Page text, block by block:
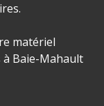
matériel
à Baie-Mahault